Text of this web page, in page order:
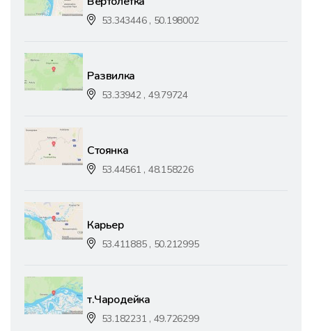
53.343446 , 50.198002
Развилка
53.33942 , 49.79724
Стоянка
53.44561 , 48.158226
Карьер
53.411885 , 50.212995
т.Чародейка
53.182231 , 49.726299